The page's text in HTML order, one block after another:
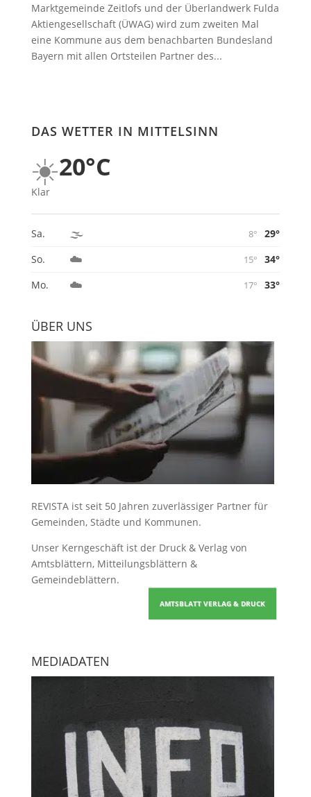
Marktgemeinde Zeitlofs und der Überlandwerk Fulda
Aktiengesellschaft (ÜWAG) wird zum zweiten Mal
eine Kommune aus dem benachbarten Bundesland
Bayern mit allen Ortsteilen Partner des...
DAS WETTER IN MITTELSINN
☀️20°C
Klar
Sa. 🌫️ 8°
29°
So.
☁️ 15°
34°
Mo.
☁️ 17° 33°
ÜBER UNS
REVISTA ist seit 50 Jahren zuverlässiger Partner für
Gemeinden, Städte und Kommunen.
Unser Kerngeschäft ist der Druck & Verlag von
Amtsblättern, Mitteilungsblättern &
Gemeindeblättern.
AMTSBLATT VERLAG & DRUCK
MEDIADATEN